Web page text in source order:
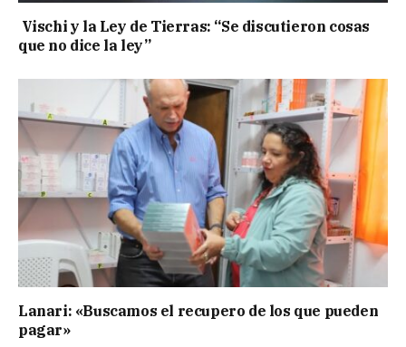
Vischi y la Ley de Tierras: “Se discutieron cosas
que no dice la ley”
Lanari: «Buscamos el recupero de los que pueden
pagar»